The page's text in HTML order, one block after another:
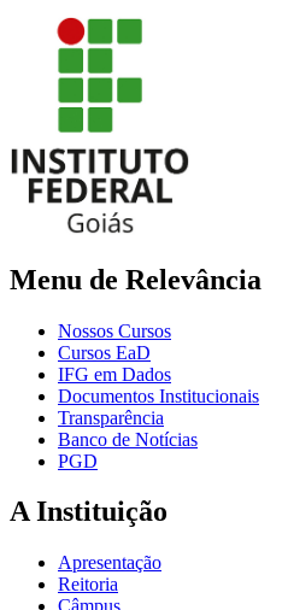
Menu de Relevância
Nossos Cursos
Cursos EaD
IFG em Dados
Documentos Institucionais
Transparência
Banco de Notícias
PGD
A Instituição
Apresentação
Reitoria